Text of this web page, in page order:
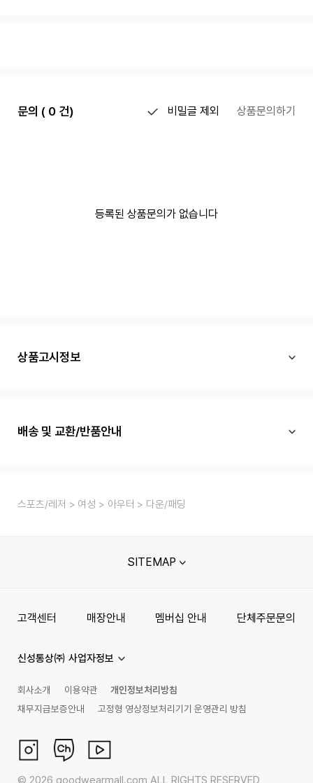
문의 ( 0 건) 비밀글 제외 상품문의하기
등록된 상품문의가 없습니다
상품고시정보
배송 및 교환/반품안내
스포츠/레저 여성 아우터 다운/패딩
SITEMAP
고객센터 매장안내 멤버십 안내 단체주문문의
신성통상㈜ 사업자정보
회사소개 이용약관
개인정보처리방침
채무지급보증안내
고정형 영상정보처리기기 운영관리 방침